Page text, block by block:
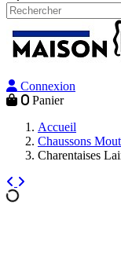
Connexion
0 Panier
Accueil
Chaussons
Charentaises